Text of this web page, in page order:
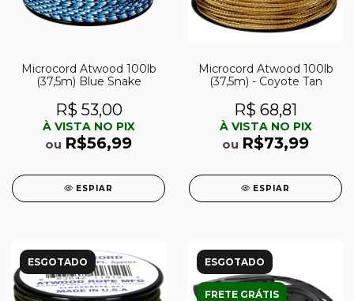
Microcord Atwood 100lb
(37,5m) Blue Snake
R$ 53,00
À VISTA NO PIX
ou R$56,99
ESPIAR
Microcord Atwood 100lb
(37,5m) - Coyote Tan
R$ 68,81
À VISTA NO PIX
ou R$73,99
ESPIAR
ESGOTADO ESGOTADO
FRETE GRÁTIS